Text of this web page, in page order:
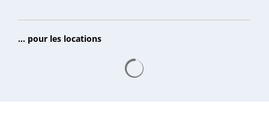
... pour les locations